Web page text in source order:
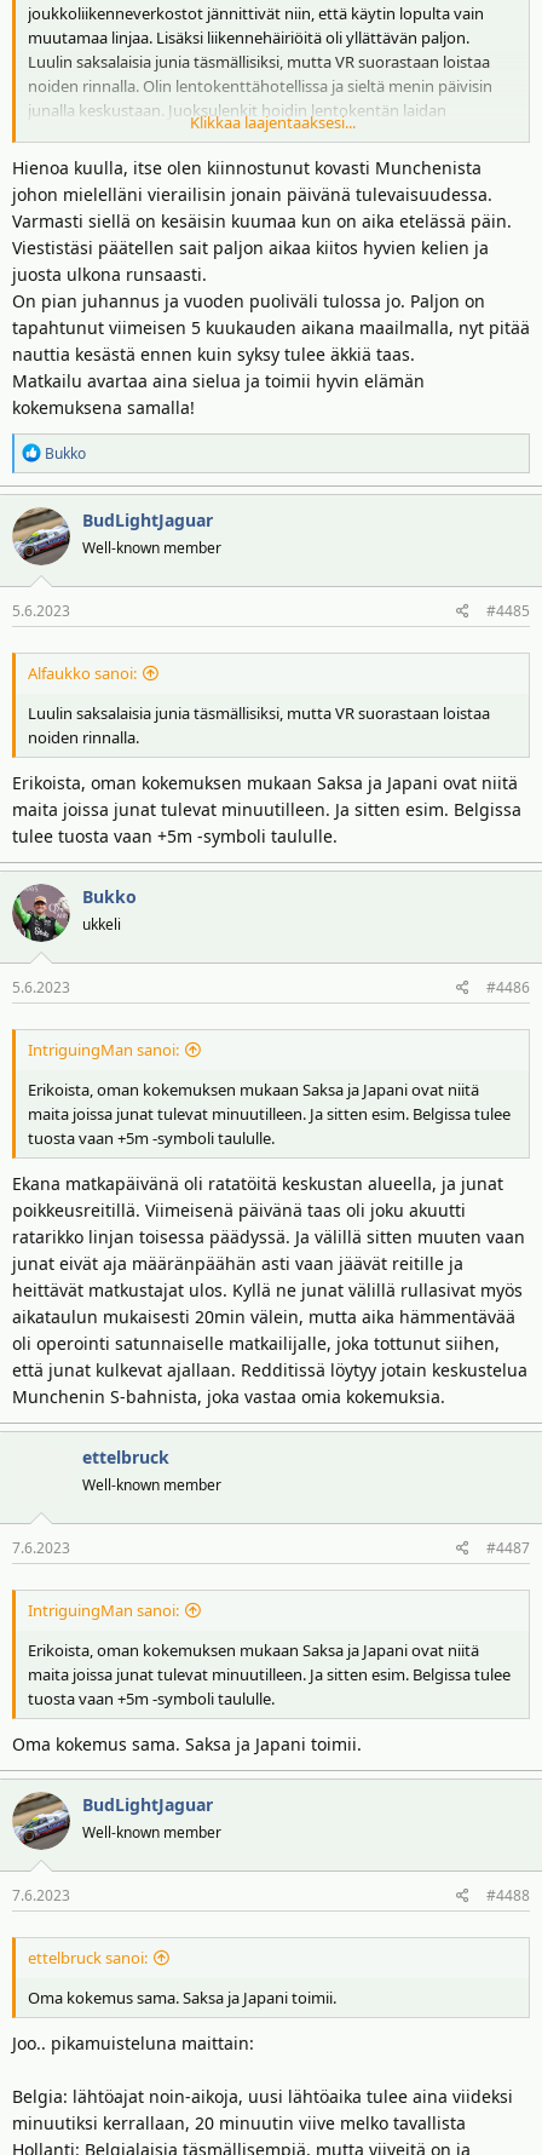
joukkoliikenneverkostot jännittivät niin, että käytin lopulta vain
muutamaa linjaa. Lisäksi liikennehäiriöitä oli yllättävän paljon.
Luulin saksalaisia junia täsmällisiksi, mutta VR suorastaan loistaa
noiden rinnalla. Olin lentokenttähotellissa ja sieltä menin päivisin
junalla keskustaan. Juoksulenkit hoidin lentokentän laidan
ulkoiluteillä. Kelit suosivat, aurinko paistoi joka päivä ja lämpötila oli
22-24C.
Klikkaa laajentaaksesi...
Hienoa kuulla, itse olen kiinnostunut kovasti Munchenista
johon mielelläni vierailisin jonain päivänä tulevaisuudessa.
Varmasti siellä on kesäisin kuumaa kun on aika etelässä päin.
Viestistäsi päätellen sait paljon aikaa kiitos hyvien kelien ja
juosta ulkona runsaasti.
On pian juhannus ja vuoden puoliväli tulossa jo. Paljon on
tapahtunut viimeisen 5 kuukauden aikana maailmalla, nyt pitää
nauttia kesästä ennen kuin syksy tulee äkkiä taas.
Matkailu avartaa aina sielua ja toimii hyvin elämän
kokemuksena samalla!
R
e
a
k
t
i
o
t
Bukko
BudLightJaguar
Well-known member
5.6.2023 #4485
Alfaukko sanoi:
Luulin saksalaisia junia täsmällisiksi, mutta VR suorastaan loistaa
noiden rinnalla.
Erikoista, oman kokemuksen mukaan Saksa ja Japani ovat niitä
maita joissa junat tulevat minuutilleen. Ja sitten esim. Belgissa
tulee tuosta vaan +5m -symboli taululle.
Bukko
ukkeli
5.6.2023 #4486
IntriguingMan sanoi:
Erikoista, oman kokemuksen mukaan Saksa ja Japani ovat niitä
maita joissa junat tulevat minuutilleen. Ja sitten esim. Belgissa tulee
tuosta vaan +5m -symboli taululle.
Ekana matkapäivänä oli ratatöitä keskustan alueella, ja junat
poikkeusreitillä. Viimeisenä päivänä taas oli joku akuutti
ratarikko linjan toisessa päädyssä. Ja välillä sitten muuten vaan
junat eivät aja määränpäähän asti vaan jäävät reitille ja
heittävät matkustajat ulos. Kyllä ne junat välillä rullasivat myös
aikataulun mukaisesti 20min välein, mutta aika hämmentävää
oli operointi satunnaiselle matkailijalle, joka tottunut siihen,
että junat kulkevat ajallaan. Redditissä löytyy jotain keskustelua
Munchenin S-bahnista, joka vastaa omia kokemuksia.
ettelbruck
Well-known member
7.6.2023 #4487
IntriguingMan sanoi:
Erikoista, oman kokemuksen mukaan Saksa ja Japani ovat niitä
maita joissa junat tulevat minuutilleen. Ja sitten esim. Belgissa tulee
tuosta vaan +5m -symboli taululle.
Oma kokemus sama. Saksa ja Japani toimii.
BudLightJaguar
Well-known member
7.6.2023 #4488
ettelbruck sanoi:
Oma kokemus sama. Saksa ja Japani toimii.
Joo.. pikamuisteluna maittain:
Belgia: lähtöajat noin-aikoja, uusi lähtöaika tulee aina viideksi
minuutiksi kerrallaan, 20 minuutin viive melko tavallista
Hollanti: Belgialaisia täsmällisempiä, mutta viiveitä on ja